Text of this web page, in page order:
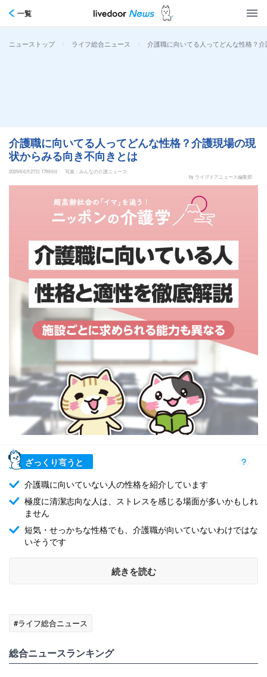
一覧
ニューストップ > ライフ総合ニュース > 介護職に向いてる人ってどんな性格？
介護職に向いてる人ってどんな性格？介護現場の現
状からみる向き不向きとは
2025年6月27日 17時0分
写真：みんなの介護ニュース
by ライブドアニュース編集部
ざっくり言うと
介護職に向いていない人の性格を紹介しています
極度に清潔志向な人は、ストレスを感じる場面が多いかもしれ
ません
短気・せっかちな性格でも、介護職が向いていないわけではな
いそうです
続きを読む
#ライフ総合ニュース
総合ニュースランキング